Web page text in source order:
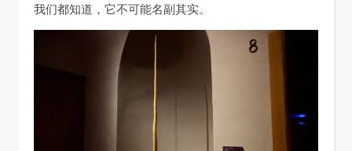
我们都知道，它不可能名副其实。